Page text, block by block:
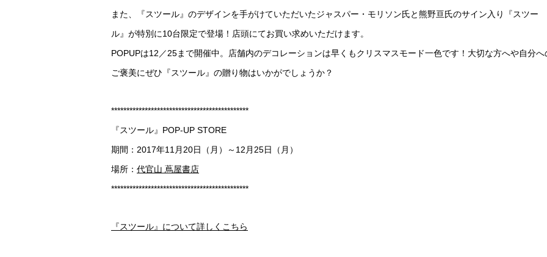
また、『スツール』のデザインを手がけていただいたジャスパー・モリソン氏と熊野亘氏のサイン入り『スツー
ル』が特別に10台限定で登場！店頭にてお買い求めいただけます。
POPUPは12／25まで開催中。店舗内のデコレーションは早くもクリスマスモード一色です！大切な方へや自分へ
ご褒美にぜひ『スツール』の贈り物はいかがでしょうか？
*********************************************
『スツール』POP-UP STORE
期間：2017年11月20日（月）～12月25日（月）
場所： 代官山 蔦屋書店
*********************************************
『スツール』について詳しくこちら